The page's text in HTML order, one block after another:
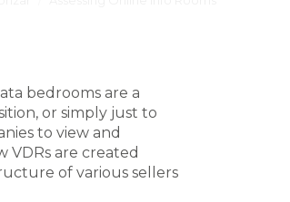
bedrooms are a
or simply just to
to view and
VDRs are created
of various sellers